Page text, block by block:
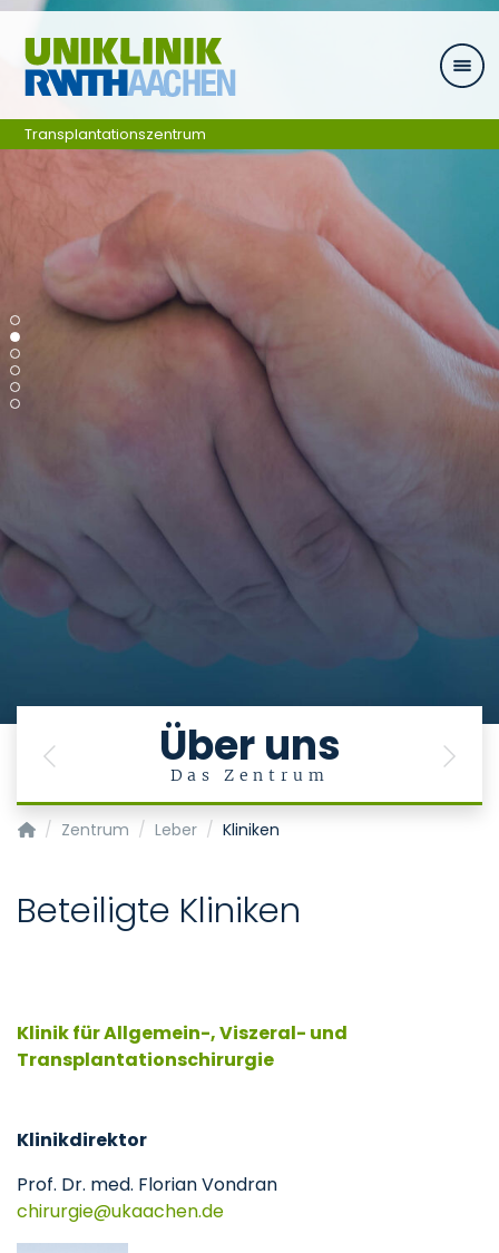
Skip navigation
Über uns
Das Zentrum
Previous Next
Transplantationszentrum
Transplantationszentrum
Zentrum Leber Kliniken
Beteiligte Kliniken
Klinik für Allgemein-, Viszeral- und
Transplantationschirurgie
Klinikdirektor
Prof. Dr. med. Florian Vondran
chirurgie
ukaachende